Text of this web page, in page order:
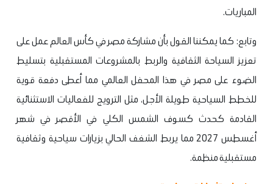
المباريات.
وتابع: كما يمكننا القول بأن مشاركة مصر في كأس العالم عمل على
تعزيز السياحة الثقافية والربط بالمشروعات المستقبلية بتسليط
الضوء على مصر في هذا المحفل العالمي مما أعطى دفعة قوية
للخطط السياحية طويلة الأجل، مثل الترويج للفعاليات الاستثنائية
القادمة كحدث كسوف الشمس الكلي في الأقصر في شهر
أغسطس 2027 مما يربط الشغف الحالي بزيارات سياحية وثقافية
مستقبلية منظمة.